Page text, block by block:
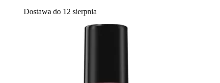
Dostawa do 12 sierpnia